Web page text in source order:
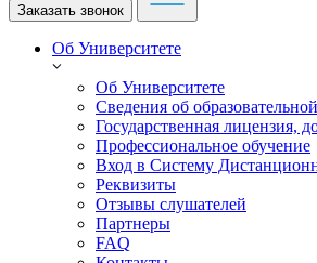
Заказать звонок
Об Университете
Об Университете
Сведения об
Государственная лицензия,
Профессиональное обучение
Вход в Систему
Реквизиты
Отзывы слушателей
Партнеры
FAQ